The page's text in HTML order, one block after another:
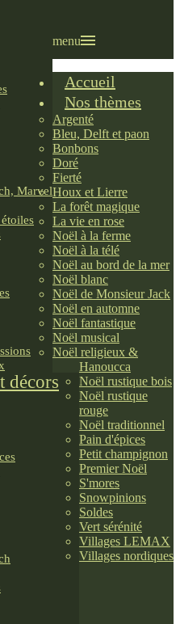
Marvel
décors
menu
Accueil
Nos thèmes
Argenté
Bleu, Delft et paon
Bonbons
Doré
Fierté
Houx et Lierre
La forêt magique
La vie en rose
Noël à la ferme
Noël à la télé
Noël au bord de la mer
Noël blanc
Noël de Monsieur Jack
Noël en automne
Noël fantastique
Noël musical
Noël religieux &
Hanoucca
Noël rustique bois
Noël rustique
rouge
Noël traditionnel
Pain d'épices
Petit champignon
Premier Noël
S'mores
Snowpinions
Soldes
Vert sérénité
Villages LEMAX
Villages nordiques